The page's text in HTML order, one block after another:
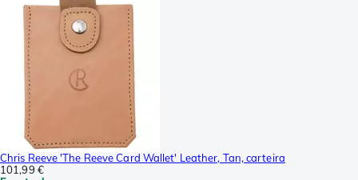
Chris Reeve 'The Reeve Card Wallet' Leather, Tan, carteira
101,99 €